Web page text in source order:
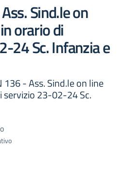
Sind.le on
orario di
24 Sc. Infanzia e
136 - Ass. Sind.le on line
servizio 23-02-24 Sc.